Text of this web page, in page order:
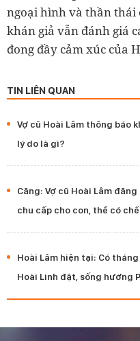
ngoại hình và thần thái
khán giả vẫn đánh giá
đong đầy cảm xúc của
TIN LIÊN QUAN
Vợ cũ Hoài Lâm thông báo
lý do là gì?
Căng: Vợ cũ Hoài Lâm
chu cấp cho con, thề có
Hoài Lâm hiện tại: Có
Hoài Linh đặt, sống hướng